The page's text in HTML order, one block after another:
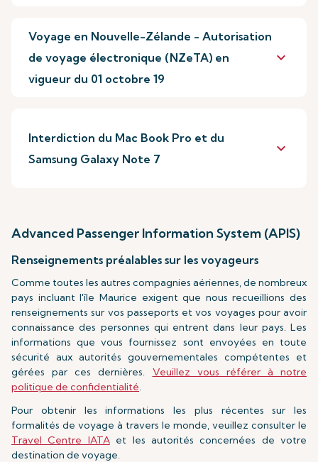
Voyage en Nouvelle-Zélande - Autorisation
de voyage électronique (NZeTA) en
vigueur du 01 octobre 19
keyboard_arrow_down
Interdiction du Mac Book Pro et du
Samsung Galaxy Note 7
keyboard_arrow_down
Advanced Passenger Information System (APIS)
Renseignements préalables sur les voyageurs
Comme toutes les autres compagnies aériennes, de nombreux
pays incluant l'île Maurice exigent que nous recueillions des
renseignements sur vos passeports et vos voyages pour avoir
connaissance des personnes qui entrent dans leur pays. Les
informations que vous fournissez sont envoyées en toute
sécurité aux autorités gouvernementales compétentes et
gérées par ces dernières. Veuillez vous référer à notre
politique de confidentialité.
Pour obtenir les informations les plus récentes sur les
formalités de voyage à travers le monde, veuillez consulter le
Travel Centre IATAet les autorités concernées de votre
destination de voyage.